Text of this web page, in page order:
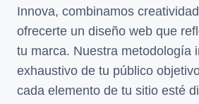
Innova, combinamos
ofrecerte un diseño web que
tu marca. Nuestra metodología
exhaustivo de tu público
cada elemento de tu sitio esté